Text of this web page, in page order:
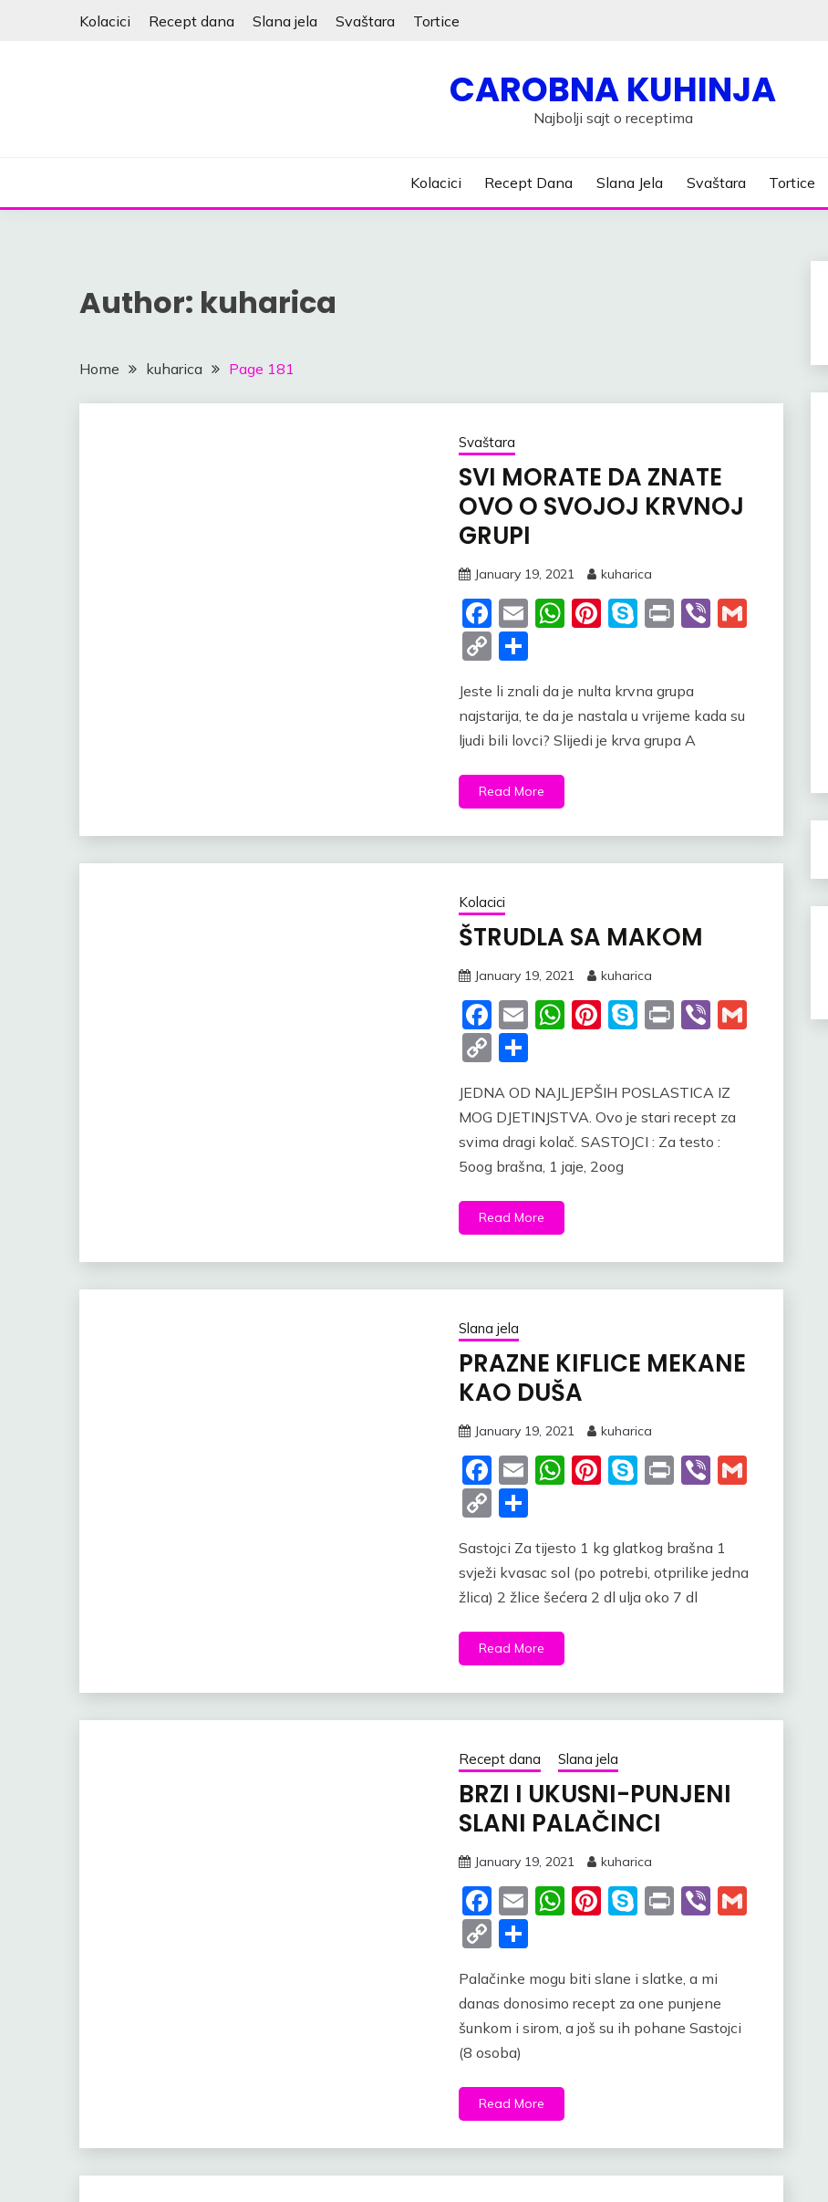
Kolacici Recept dana Slana jela Svaštara Tortice
CAROBNA KUHINJA
Najbolji sajt o receptima
Kolacici Recept Dana Slana Jela Svaštara Tortice
Author: kuharica
Home kuharica Page 181
Svaštara
SVI MORATE DA ZNATE
OVO O SVOJOJ KRVNOJ
GRUPI
January 19, 2021 kuharica
Facebook
EmailWhatsApp
Pinterest
Skype
PrintViberGmail
Copy
Link
Share
Jeste li znali da je nulta krvna grupa
najstarija, te da je nastala u vrijeme kada su
ljudi bili lovci? Slijedi je krva grupa A
Read More
Kolacici
ŠTRUDLA SA MAKOM
January 19, 2021 kuharica
Facebook
EmailWhatsApp
Pinterest
Skype
PrintViberGmail
CopyShare
JEDNA OD NAJLJEPŠIH POSLASTICA IZ
MOG DJETINJSTVA. Ovo je stari recept za
svima dragi kolač. SASTOJCI : Za testo :
5oog brašna, 1 jaje, 2oog
Read More
Slana jela
PRAZNE KIFLICE MEKANE
KAO DUŠA
January 19, 2021 kuharica
Facebook
EmailWhatsApp
Pinterest
Skype
PrintViberGmail
CopyShare
Sastojci Za tijesto 1 kg glatkog brašna 1
svježi kvasac sol (po potrebi, otprilike jedna
žlica) 2 žlice šećera 2 dl ulja oko 7 dl
Read More
Recept dana Slana jela
BRZI I UKUSNI-PUNJENI
SLANI PALAČINCI
January 19, 2021 kuharica
Facebook
EmailWhatsApp
Pinterest
Skype
PrintViberGmail
Copy
Link
Share
Palačinke mogu biti slane i slatke, a mi
danas donosimo recept za one punjene
šunkom i sirom, a još su ih pohane Sastojci
(8 osoba)
Read More